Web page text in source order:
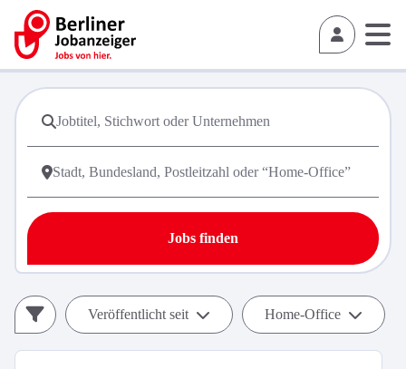
Jobs finden
Veröffentlicht seit Home-Office